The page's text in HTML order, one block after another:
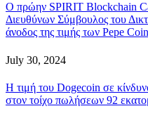
Ο πρώην SPIRIT Blockchain
Διευθύνων Σύμβουλος του
άνοδος της τιμής των Pepe
July 30, 2024
Η τιμή του Dogecoin σε
στον τοίχο πωλήσεων 92